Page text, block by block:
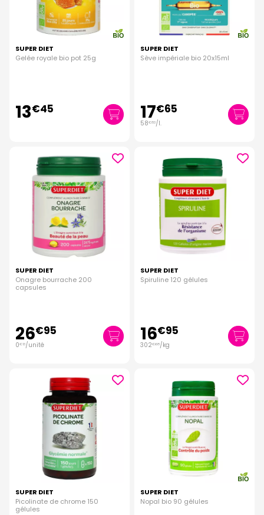
SUPER DIET
Gelée royale bio pot 25g
13€45
SUPER DIET
Sève impériale bio 20x15ml
17€65
58€83/l.
SUPER DIET
Onagre bourrache 200
capsules
26€95
0€ 13/unité
SUPER DIET
Spiruline 120 gélules
16€95
302€68/kg
SUPER DIET
Picolinate de chrome 150
gélules
SUPER DIET
Nopal bio 90 gélules